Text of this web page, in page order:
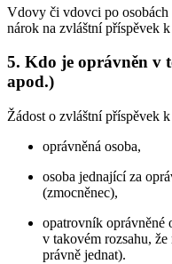
Vdovy či vdovci po osobách
nárok na zvláštní příspěvek
5. Kdo je oprávněn v
apod.)
Žádost o zvláštní příspěvek
oprávněná osoba,
osoba jednající za
(zmocněnec),
opatrovník oprávněné
v takovém rozsahu, že
právně jednat).